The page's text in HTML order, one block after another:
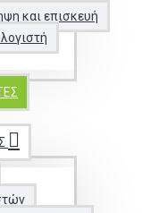
και επισκευή